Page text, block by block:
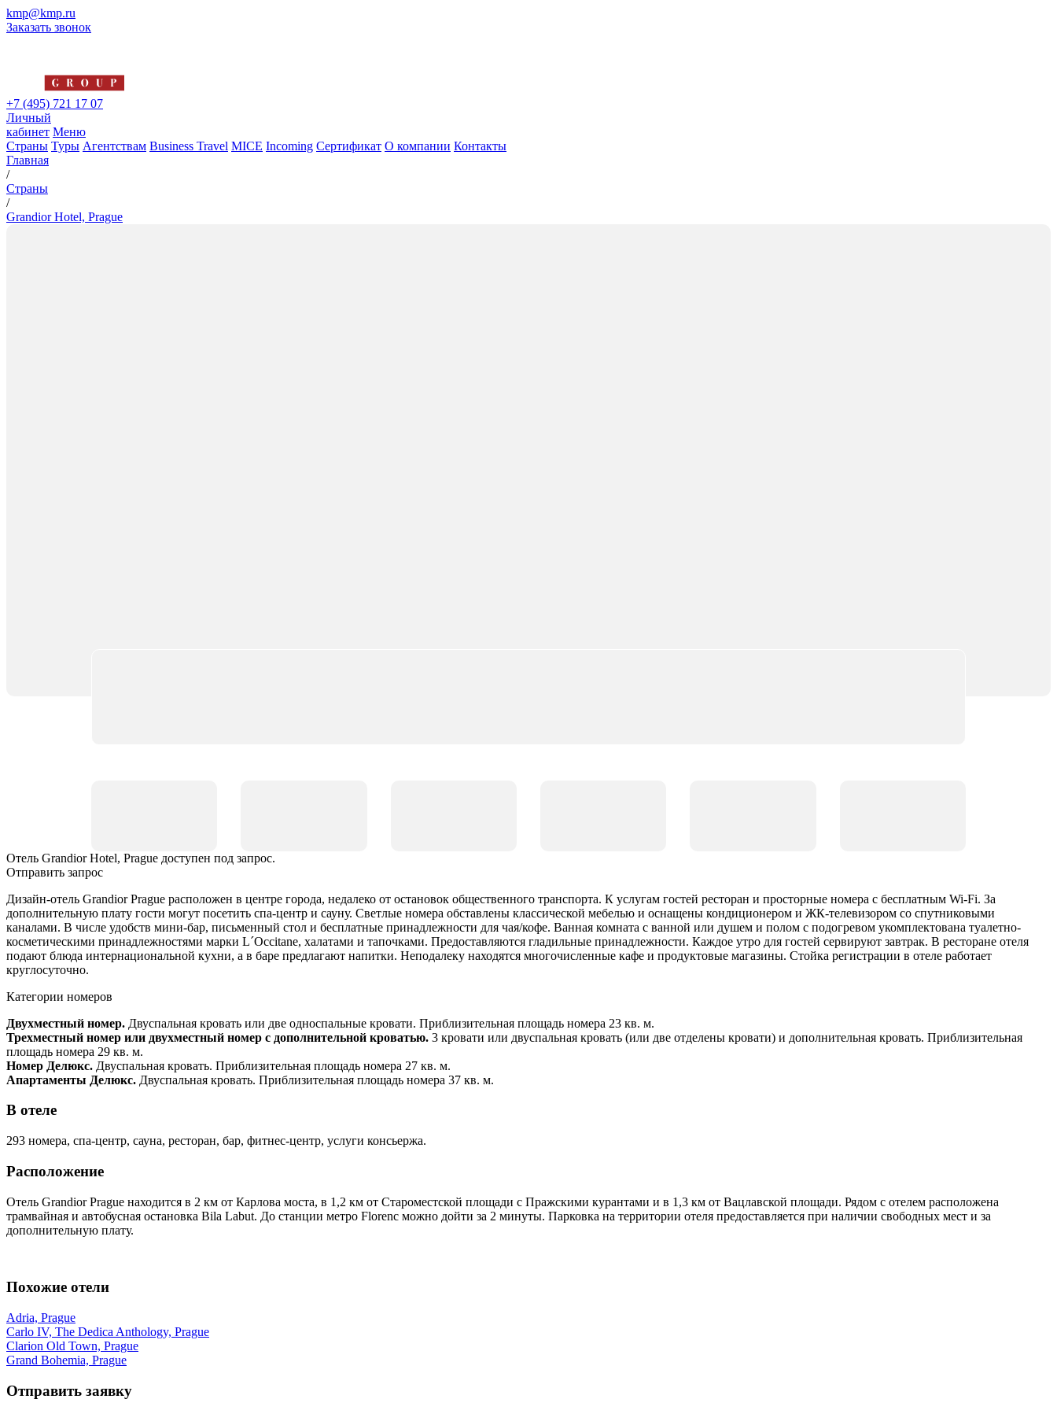
kmp@kmp.ru
Заказать звонок
+7 (495) 721 17 07
Личный
кабинет Меню
Страны Туры Агентствам Business Travel MICE Incoming Сертификат О компании Контакты
Главная
/
Страны
/
Grandior Hotel, Prague
Отель Grandior Hotel, Prague доступен под запрос.
Отправить запрос
Дизайн-отель Grandior Prague расположен в центре города, недалеко от остановок общественного транспорта. К услугам гостей ресторан и просторные номера с бесплатным Wi-Fi. За
дополнительную плату гости могут посетить спа-центр и сауну. Светлые номера обставлены классической мебелью и оснащены кондиционером и ЖК-телевизором со спутниковыми
каналами. В числе удобств мини-бар, письменный стол и бесплатные принадлежности для чая/кофе. Ванная комната с ванной или душем и полом с подогревом укомплектована туалетно-
косметическими принадлежностями марки L´Occitane, халатами и тапочками. Предоставляются гладильные принадлежности. Каждое утро для гостей сервируют завтрак. В ресторане отеля
подают блюда интернациональной кухни, а в баре предлагают напитки. Неподалеку находятся многочисленные кафе и продуктовые магазины. Стойка регистрации в отеле работает
круглосуточно.
Категории номеров
Двухместный номер. Двуспальная кровать или две односпальные кровати. Приблизительная площадь номера 23 кв. м.
Трехместный номер или двухместный номер с дополнительной кроватью. 3 кровати или двуспальная кровать (или две отделены кровати) и дополнительная кровать. Приблизительная
площадь номера 29 кв. м.
Номер Делюкс. Двуспальная кровать. Приблизительная площадь номера 27 кв. м.
Апартаменты Делюкс. Двуспальная кровать. Приблизительная площадь номера 37 кв. м.
В отеле
293 номера, спа-центр, сауна, ресторан, бар, фитнес-центр, услуги консьержа.
Расположение
Отель Grandior Prague находится в 2 км от Карлова моста, в 1,2 км от Староместской площади с Пражскими курантами и в 1,3 км от Вацлавской площади. Рядом с отелем расположена
трамвайная и автобусная остановка Bila Labut. До станции метро Florenc можно дойти за 2 минуты. Парковка на территории отеля предоставляется при наличии свободных мест и за
дополнительную плату.
Похожие отели
Adria, Prague
Carlo IV, The Dedica Anthology, Prague
Clarion Old Town, Prague
Grand Bohemia, Prague
Отправить заявку